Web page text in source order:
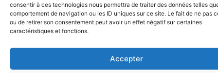
consentir à ces technologies nous permettra de traiter des données telles
comportement de navigation ou les ID uniques sur ce site. Le fait de ne pas
ou de retirer son consentement peut avoir un effet négatif sur certaines
caractéristiques et fonctions.
Accepter
Lire la suite
Le Lupin gagne la Giraglia 2026 !